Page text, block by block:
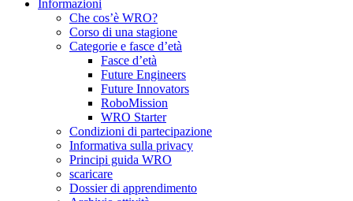
Informazioni
Che cos’è WRO?
Corso di una stagione
Categorie e fasce d’età
Fasce d’età
Future Engineers
Future Innovators
RoboMission
WRO Starter
Condizioni di partecipazione
Informativa sulla privacy
Principi guida WRO
scaricare
Dossier di apprendimento